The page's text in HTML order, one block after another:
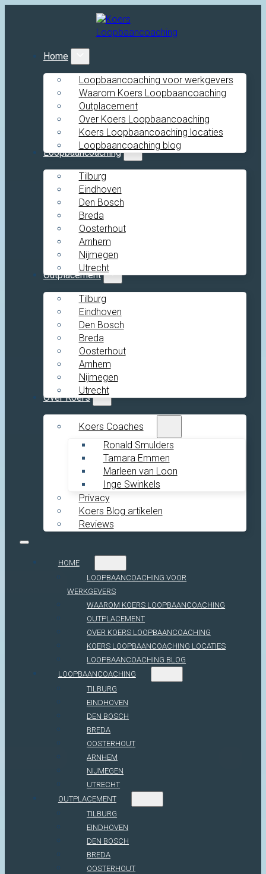
Home
Loopbaancoaching voor werkgevers
Waarom Koers Loopbaancoaching
Outplacement
Over Koers Loopbaancoaching
Koers Loopbaancoaching locaties
Loopbaancoaching blog
Loopbaancoaching
Tilburg
Eindhoven
Den Bosch
Breda
Oosterhout
Arnhem
Nijmegen
Utrecht
Outplacement
Tilburg
Eindhoven
Den Bosch
Breda
Oosterhout
Arnhem
Nijmegen
Utrecht
Over Koers
Koers Coaches
Ronald Smulders
Tamara Emmen
Marleen van Loon
Inge Swinkels
Privacy
Koers Blog artikelen
Reviews
HOME
LOOPBAANCOACHING VOOR
WERKGEVERS
WAAROM KOERS LOOPBAANCOACHING
OUTPLACEMENT
OVER KOERS LOOPBAANCOACHING
KOERS LOOPBAANCOACHING LOCATIES
LOOPBAANCOACHING BLOG
LOOPBAANCOACHING
TILBURG
EINDHOVEN
DEN BOSCH
BREDA
OOSTERHOUT
ARNHEM
NIJMEGEN
UTRECHT
OUTPLACEMENT
TILBURG
EINDHOVEN
DEN BOSCH
BREDA
OOSTERHOUT